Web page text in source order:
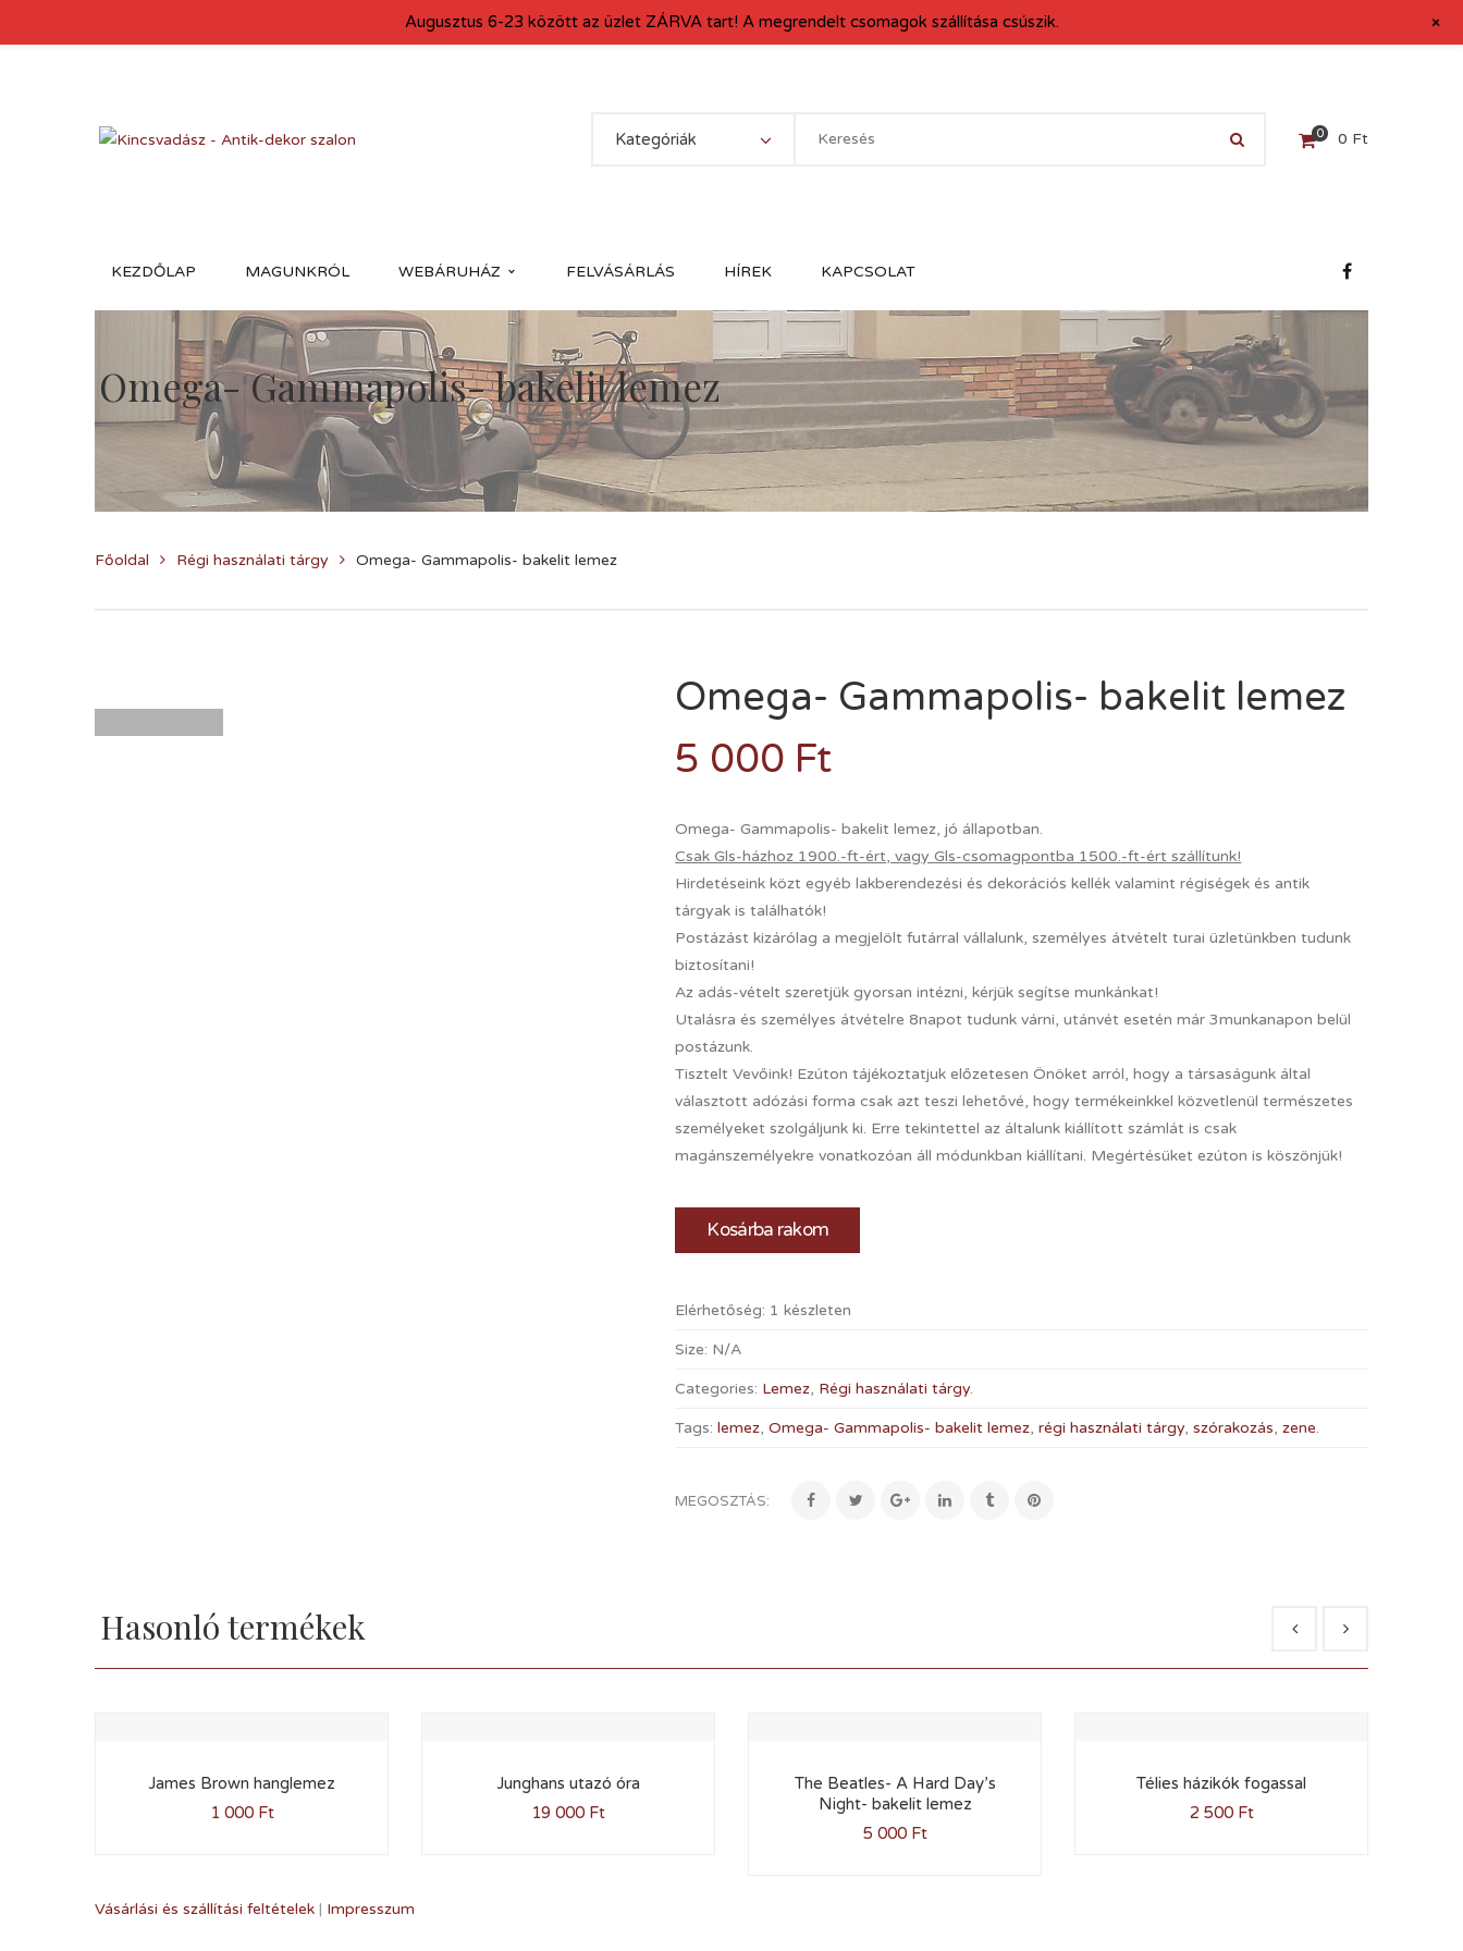
Kategóriák 0 0 Ft
KEZDŐLAP MAGUNKRÓL WEBÁRUHÁZ FELVÁSÁRLÁS HÍREK KAPCSOLAT
Omega- Gammapolis- bakelit lemez
Főoldal Régi használati tárgy Omega- Gammapolis- bakelit lemez
Omega- Gammapolis- bakelit lemez
5 000 Ft
Omega- Gammapolis- bakelit lemez, jó állapotban.
Csak Gls-házhoz 1900.-ft-ért, vagy Gls-csomagpontba 1500.-ft-ért szállítunk!
Hirdetéseink közt egyéb lakberendezési és dekorációs kellék valamint régiségek és antik
tárgyak is találhatók!
Postázást kizárólag a megjelölt futárral vállalunk, személyes átvételt turai üzletünkben tudunk
biztosítani!
Az adás-vételt szeretjük gyorsan intézni, kérjük segítse munkánkat!
Utalásra és személyes átvételre 8napot tudunk várni, utánvét esetén már 3munkanapon belül
postázunk.
Tisztelt Vevőink! Ezúton tájékoztatjuk előzetesen Önöket arról, hogy a társaságunk által
választott adózási forma csak azt teszi lehetővé, hogy termékeinkkel közvetlenül természetes
személyeket szolgáljunk ki. Erre tekintettel az általunk kiállított számlát is csak
magánszemélyekre vonatkozóan áll módunkban kiállítani. Megértésüket ezúton is köszönjük!
Kosárba rakom
Elérhetőség: 1 készleten
Size: N/A
Categories: Lemez, Régi használati tárgy.
Tags: lemez,Omega- Gammapolis- bakelit lemez,régi használati tárgy,szórakozás,zene.
MEGOSZTÁS:
Hasonló termékek
James Brown hanglemez
1 000 Ft
Junghans utazó óra
19 000 Ft
The Beatles- A Hard Day’s
Night- bakelit lemez
5 000 Ft
Télies házikók fogassal
2 500 Ft
Vásárlási és szállítási feltételek | Impresszum
Augusztus 6-23 között az üzlet ZÁRVA tart! A megrendelt csomagok szállítása csúszik. +